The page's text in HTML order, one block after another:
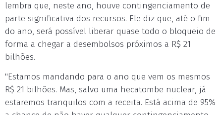
lembra que, neste ano, houve contingenciamento de
parte significativa dos recursos. Ele diz que, até o fim
do ano, será possível liberar quase todo o bloqueio de
forma a chegar a desembolsos próximos a R$ 21
bilhões.
"Estamos mandando para o ano que vem os mesmos
R$ 21 bilhões. Mas, salvo uma hecatombe nuclear, já
estaremos tranquilos com a receita. Está acima de 95%